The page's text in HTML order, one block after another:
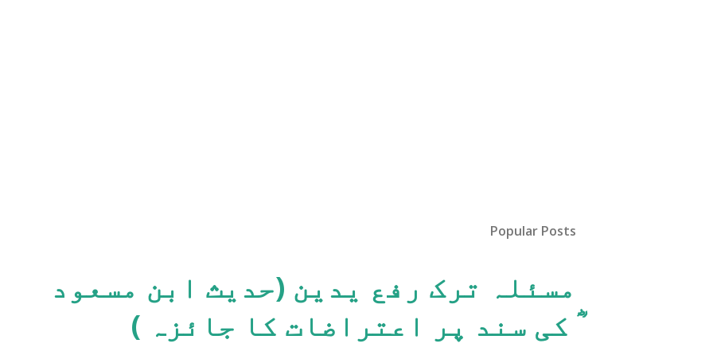
Popular Posts
مسئلہ ترک رفع یدین (حدیث ابن مسعود
ؓ کی سند پر اعتراضات کا جائزہ )